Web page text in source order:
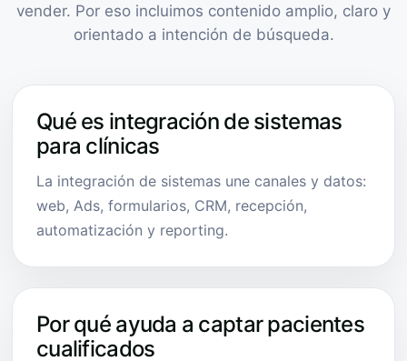
vender. Por eso incluimos contenido amplio, claro y
orientado a intención de búsqueda.
Qué es integración de sistemas
para clínicas
La integración de sistemas une canales y datos:
web, Ads, formularios, CRM, recepción,
automatización y reporting.
Por qué ayuda a captar pacientes
cualificados